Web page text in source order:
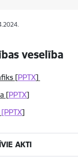
veselība
[PPTX]
[PPTX]
[PPTX]
AKTI